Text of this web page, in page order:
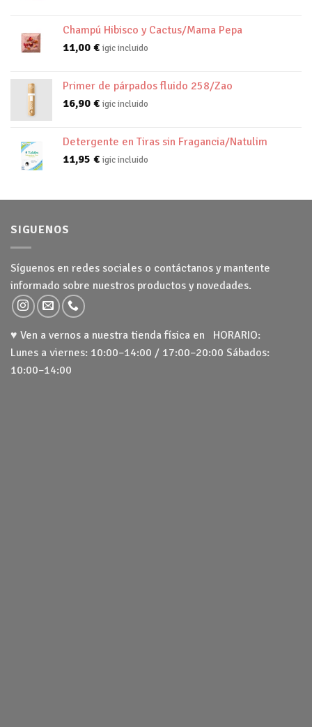
18,95 €
Champú Hibisco y Cactus/Mama Pepa
11,00 € igic incluido
Primer de párpados fluido 258/Zao
16,90 € igic incluido
Detergente en Tiras sin Fragancia/Natulim
11,95 € igic incluido
SIGUENOS
Síguenos en redes sociales o contáctanos y mantente
informado sobre nuestros productos y novedades.
♥ Ven a vernos a nuestra tienda física en HORARIO:
Lunes a viernes: 10:00–14:00 / 17:00–20:00 Sábados:
10:00–14:00